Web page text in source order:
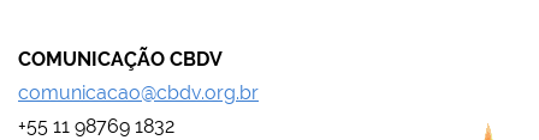
COMUNICAÇÃO CBDV
comunicacao@cbdv.org.br
+55 11 98769 1832